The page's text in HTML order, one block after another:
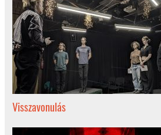
Visszavonulás